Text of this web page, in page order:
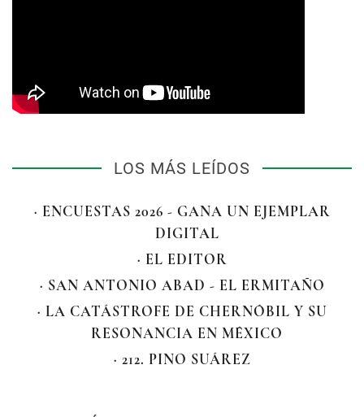
LOS MÁS LEÍDOS
· ENCUESTAS 2026 - GANA UN EJEMPLAR
DIGITAL
· EL EDITOR
· SAN ANTONIO ABAD - EL ERMITAÑO
· LA CATÁSTROFE DE CHERNÓBIL Y SU
RESONANCIA EN MÉXICO
· 212. PINO SUÁREZ